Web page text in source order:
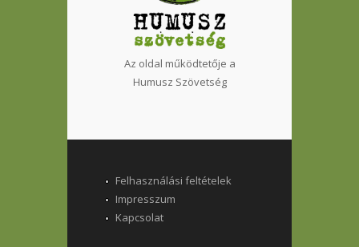
Az oldal működtetője a
Humusz Szövetség
Felhasználási feltételek
Impresszum
Kapcsolat